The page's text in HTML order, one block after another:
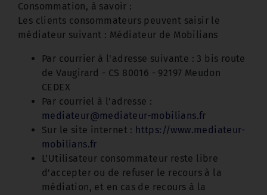
Consommation, à savoir :
Les clients consommateurs peuvent saisir le
médiateur suivant : Médiateur de Mobilians
Par courrier à l'adresse suivante : 3 bis route
de Vaugirard - CS 80016 - 92197 Meudon
CEDEX
Par courriel à l'adresse :
mediateur@mediateur-mobilians.fr
Sur le site internet : https://www.mediateur-
mobilians.fr
L’Utilisateur consommateur reste libre
d’accepter ou de refuser le recours à la
médiation, et en cas de recours à la